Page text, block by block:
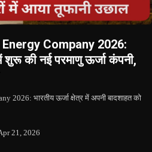
Company 2026:
शुरू की नई परमाणु ऊर्जा कंपनी,
2026: भारतीय ऊर्जा क्षेत्र में अपनी बादशाहत को
21, 2026